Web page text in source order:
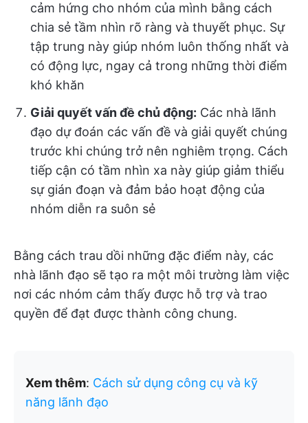
cảm hứng cho nhóm của mình bằng cách
chia sẻ tầm nhìn rõ ràng và thuyết phục. Sự
tập trung này giúp nhóm luôn thống nhất và
có động lực, ngay cả trong những thời điểm
khó khăn
Giải quyết vấn đề chủ động: Các nhà lãnh
đạo dự đoán các vấn đề và giải quyết chúng
trước khi chúng trở nên nghiêm trọng. Cách
tiếp cận có tầm nhìn xa này giúp giảm thiểu
sự gián đoạn và đảm bảo hoạt động của
nhóm diễn ra suôn sẻ
Bằng cách trau dồi những đặc điểm này, các
nhà lãnh đạo sẽ tạo ra một môi trường làm việc
nơi các nhóm cảm thấy được hỗ trợ và trao
quyền để đạt được thành công chung.
Xem thêm: Cách sử dụng công cụ và kỹ
năng lãnh đạo